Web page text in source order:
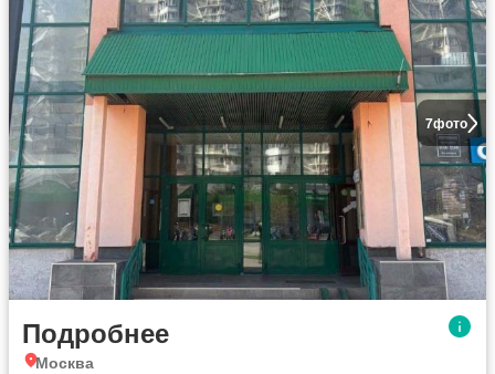
7фото
Подробнее
Москва